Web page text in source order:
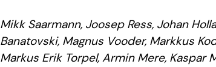
Mikk Saarmann, Joosep Ress, Johan
Banatovski, Magnus Vooder, Markkus
Markus Erik Torpel, Armin Mere, Kaspar